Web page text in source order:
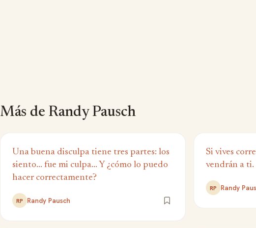
Más de Randy Pausch
Una buena disculpa tiene tres partes: los
siento... fue mi culpa... Y ¿cómo lo puedo
hacer correctamente?
RP Randy Pausch
Si vives
vendrán a ti.
RP Randy